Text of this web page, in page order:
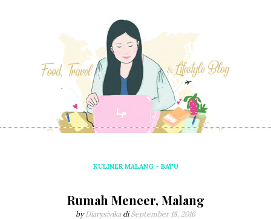
KULINER MALANG - BATU
Rumah Meneer, Malang
by Diarysivika diSeptember 18, 2016